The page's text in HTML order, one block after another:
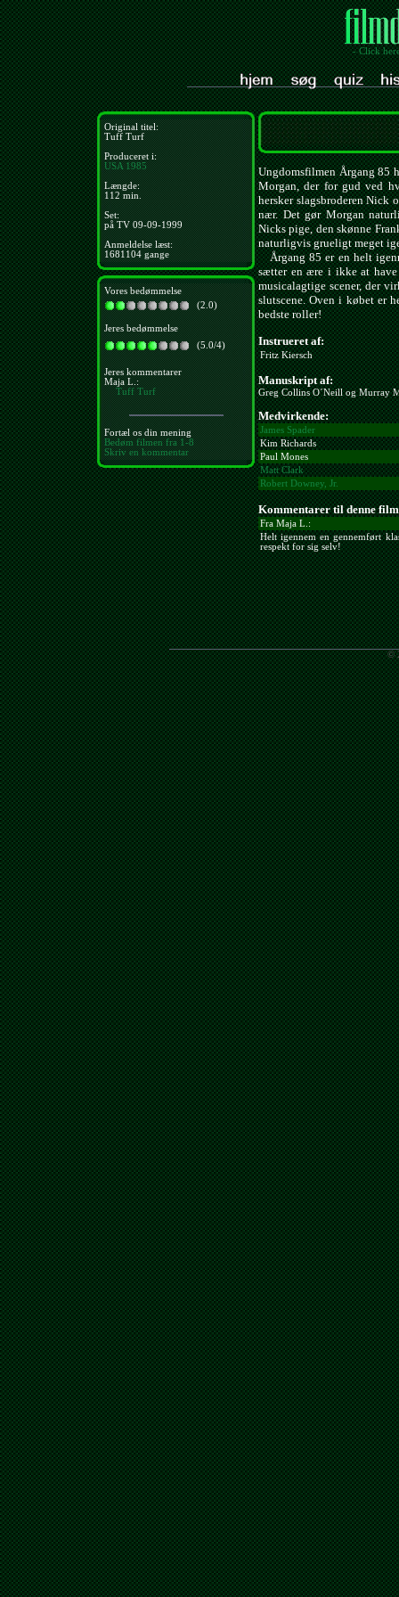
- Click
Original titel:
Tuff Turf
Produceret i:
USA 1985
Længde:
112 min.
Set:
på TV 09-09-1999
Anmeldelse læst:
1681104 gange
Vores bedømmelse
(2.0)
Jeres bedømmelse
(5.0/4)
Jeres kommentarer
Maja L.:
Tuff Turf
Fortæl os din mening
Bedøm filmen fra 1-8
Skriv en kommentar
Ungdomsfilmen Årgang 85
Morgan, der for gud ved
hersker slagsbroderen Nick
nær. Det gør Morgan
Nicks pige, den skønne
naturligvis grueligt meget
Årgang 85 er en helt
sætter en ære i ikke at
musicalagtige scener, der
slutscene. Oven i købet er
bedste roller!
Instrueret af:
Fritz Kiersch
Manuskript af:
Greg Collins O´Neill og Murray
Medvirkende:
James Spader
Kim Richards
Paul Mones
Matt Clark
Robert Downey, Jr.
Kommentarer til denne
Fra Maja L.:
Helt igennem en gennemført
respekt for sig selv!
©